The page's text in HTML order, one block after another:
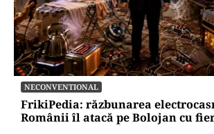
NECONVENTIONAL
FrikiPedia: răzbunarea
Românii îl atacă pe Bolojan cu